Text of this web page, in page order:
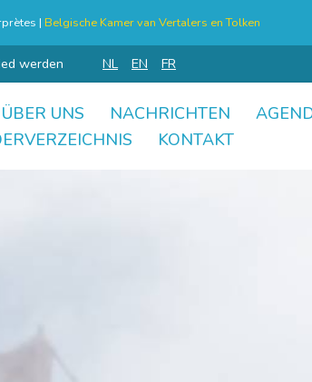
| Belgische Kamer van Vertalers en Tolken
werden NL EN FR
ÜBER UNS NACHRICHTEN
KONTAKT